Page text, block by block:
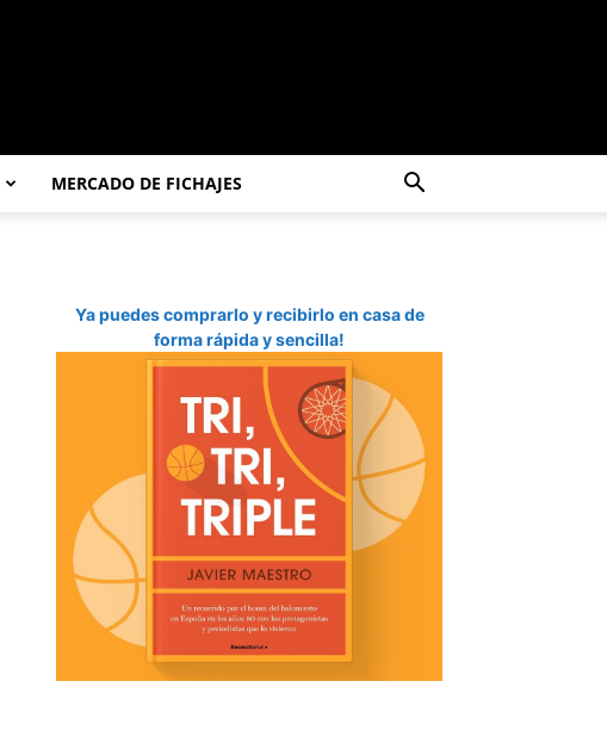
MERCADO DE FICHAJES
Ya puedes comprarlo y recibirlo en casa de
forma rápida y sencilla!